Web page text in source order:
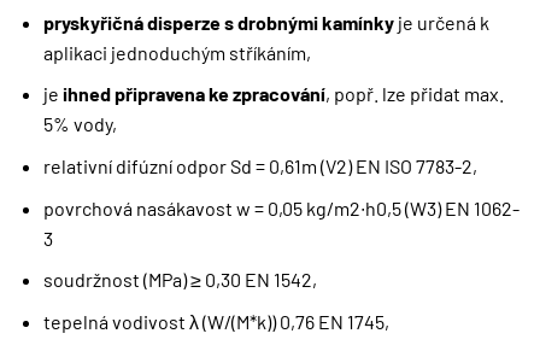
pryskyřičná disperze s drobnými kamínkyje určená k
aplikaci jednoduchým stříkáním,
je ihned připravena ke zpracování, popř. lze přidat max.
5% vody,
relativní difúzní odpor Sd = 0,61m (V2) EN ISO 7783-2,
povrchová nasákavost w = 0,05 kg/m2∙h0,5 (W3) EN 1062-
3
soudržnost (MPa) ≥ 0,30 EN 1542,
tepelná vodivost λ (W/(M*k)) 0,76 EN 1745,